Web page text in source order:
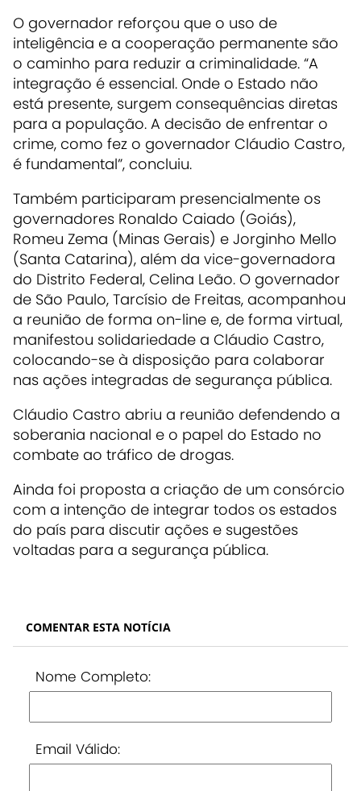
O governador reforçou que o uso de
inteligência e a cooperação permanente são
o caminho para reduzir a criminalidade. “A
integração é essencial. Onde o Estado não
está presente, surgem consequências diretas
para a população. A decisão de enfrentar o
crime, como fez o governador Cláudio Castro,
é fundamental”, concluiu.
Também participaram presencialmente os
governadores Ronaldo Caiado (Goiás),
Romeu Zema (Minas Gerais) e Jorginho Mello
(Santa Catarina), além da vice-governadora
do Distrito Federal, Celina Leão. O governador
de São Paulo, Tarcísio de Freitas, acompanhou
a reunião de forma on-line e, de forma virtual,
manifestou solidariedade a Cláudio Castro,
colocando-se à disposição para colaborar
nas ações integradas de segurança pública.
Cláudio Castro abriu a reunião defendendo a
soberania nacional e o papel do Estado no
combate ao tráfico de drogas.
Ainda foi proposta a criação de um consórcio
com a intenção de integrar todos os estados
do país para discutir ações e sugestões
voltadas para a segurança pública.
COMENTAR ESTA NOTÍCIA
Nome Completo:
Email Válido: